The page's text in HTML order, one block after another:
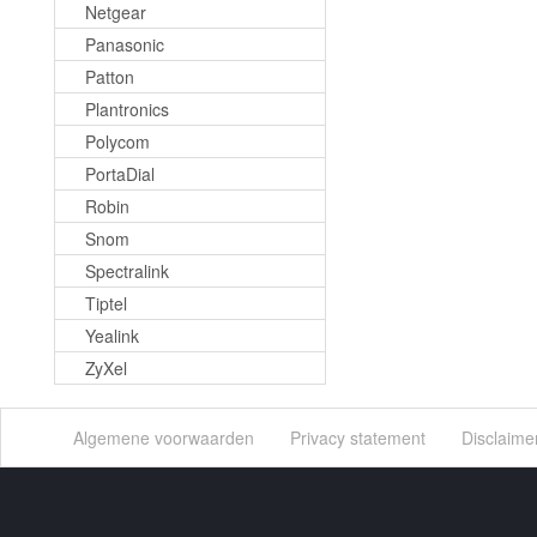
Netgear
Panasonic
Patton
Plantronics
Polycom
PortaDial
Robin
Snom
Spectralink
Tiptel
Yealink
ZyXel
Algemene voorwaarden Privacy statement